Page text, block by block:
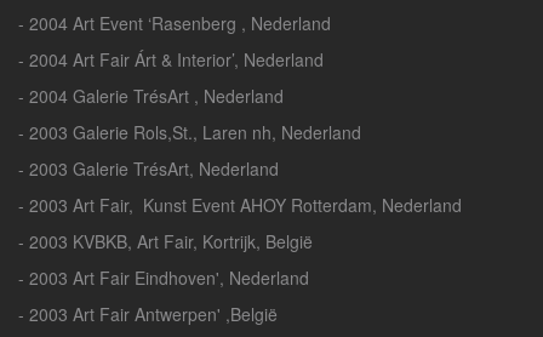
- 2004 Art Event ‘Rasenberg , Nederland
- 2004 Art Fair Árt & Interior’, Nederland
- 2004 Galerie TrésArt , Nederland
- 2003 Galerie Rols,St., Laren nh, Nederland
- 2003 Galerie TrésArt, Nederland
- 2003 Art Fair, Kunst Event AHOY Rotterdam, Nederland
- 2003 KVBKB, Art Fair, Kortrijk, België
- 2003 Art Fair Eindhoven', Nederland
- 2003 Art Fair Antwerpen' ,België